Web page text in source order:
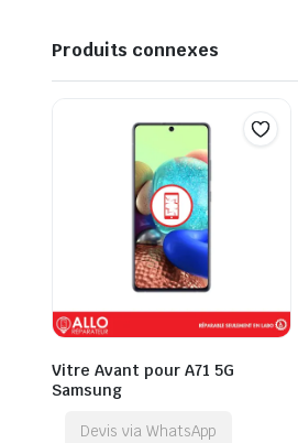
Produits connexes
Vitre Avant pour A71 5G
Samsung
Devis via WhatsApp